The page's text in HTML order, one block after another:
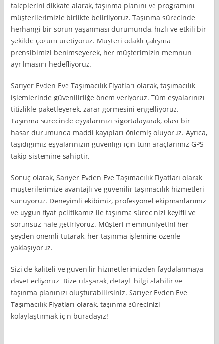
taleplerini dikkate alarak, taşınma planını ve programını
müşterilerimizle birlikte belirliyoruz. Taşınma sürecinde
herhangi bir sorun yaşanması durumunda, hızlı ve etkili bir
şekilde çözüm üretiyoruz. Müşteri odaklı çalışma
prensibimizi benimseyerek, her müşterimizin memnun
ayrılmasını hedefliyoruz.
Sarıyer Evden Eve Taşımacılık Fiyatları olarak, taşımacılık
işlemlerinde güvenilirliğe önem veriyoruz. Tüm eşyalarınızı
titizlikle paketleyerek, zarar görmesini engelliyoruz.
Taşınma sürecinde eşyalarınızı sigortalayarak, olası bir
hasar durumunda maddi kayıpları önlemiş oluyoruz. Ayrıca,
taşıdığımız eşyalarınızın güvenliği için tüm araçlarımız GPS
takip sistemine sahiptir.
Sonuç olarak, Sarıyer Evden Eve Taşımacılık Fiyatları olarak
müşterilerimize avantajlı ve güvenilir taşımacılık hizmetleri
sunuyoruz. Deneyimli ekibimiz, profesyonel ekipmanlarımız
ve uygun fiyat politikamız ile taşınma sürecinizi keyifli ve
sorunsuz hale getiriyoruz. Müşteri memnuniyetini her
şeyden önemli tutarak, her taşınma işlemine özenle
yaklaşıyoruz.
Sizi de kaliteli ve güvenilir hizmetlerimizden faydalanmaya
davet ediyoruz. Bize ulaşarak, detaylı bilgi alabilir ve
taşınma planınızı oluşturabilirsiniz. Sarıyer Evden Eve
Taşımacılık Fiyatları olarak, taşınma sürecinizi
kolaylaştırmak için buradayız!